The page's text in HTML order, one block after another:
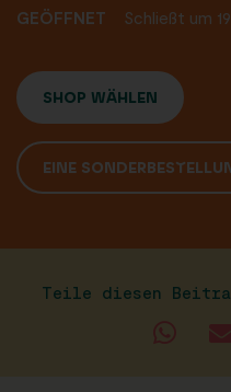
GEÖFFNET
Schließt um
SHOP WÄHLEN
EINE
Teile diesen